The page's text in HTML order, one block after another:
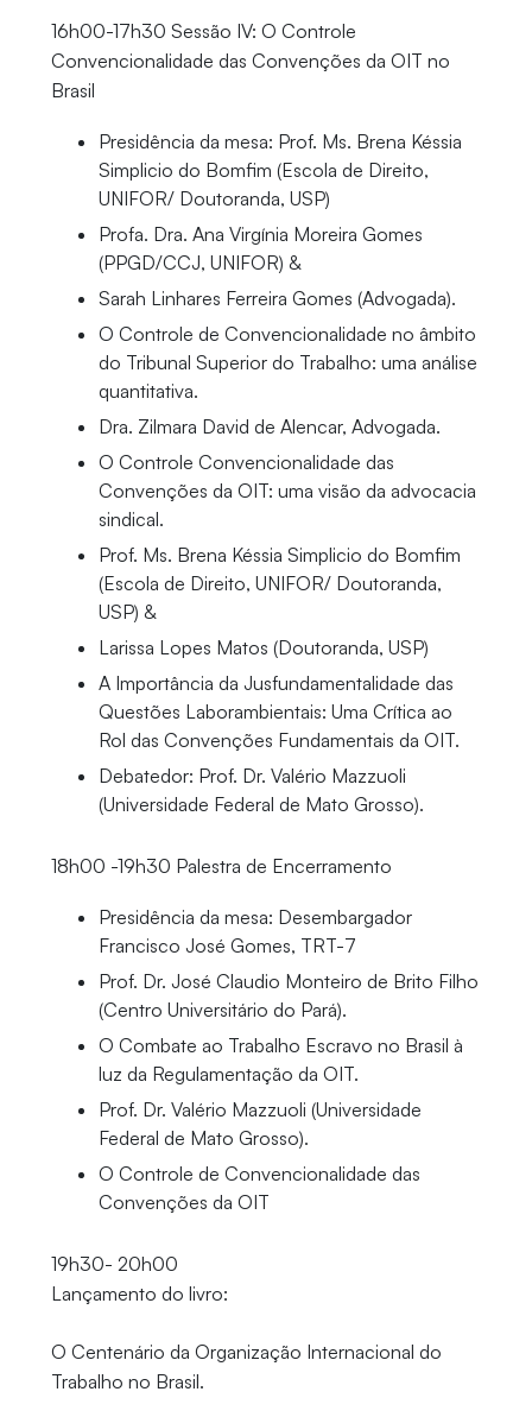
16h00-17h30 Sessão IV: O Controle
Convencionalidade das Convenções da OIT no
Brasil
Presidência da mesa: Prof. Ms. Brena Késsia
Simplicio do Bomfim (Escola de Direito,
UNIFOR/ Doutoranda, USP)
Profa. Dra. Ana Virgínia Moreira Gomes
(PPGD/CCJ, UNIFOR) &
Sarah Linhares Ferreira Gomes (Advogada).
O Controle de Convencionalidade no âmbito
do Tribunal Superior do Trabalho: uma análise
quantitativa.
Dra. Zilmara David de Alencar, Advogada.
O Controle Convencionalidade das
Convenções da OIT: uma visão da advocacia
sindical.
Prof. Ms. Brena Késsia Simplicio do Bomfim
(Escola de Direito, UNIFOR/ Doutoranda,
USP) &
Larissa Lopes Matos (Doutoranda, USP)
A Importância da Jusfundamentalidade das
Questões Laborambientais: Uma Crítica ao
Rol das Convenções Fundamentais da OIT.
Debatedor: Prof. Dr. Valério Mazzuoli
(Universidade Federal de Mato Grosso).
18h00 -19h30 Palestra de Encerramento
Presidência da mesa: Desembargador
Francisco José Gomes, TRT-7
Prof. Dr. José Claudio Monteiro de Brito Filho
(Centro Universitário do Pará).
O Combate ao Trabalho Escravo no Brasil à
luz da Regulamentação da OIT.
Prof. Dr. Valério Mazzuoli (Universidade
Federal de Mato Grosso).
O Controle de Convencionalidade das
Convenções da OIT
19h30- 20h00
Lançamento do livro:
O Centenário da Organização Internacional do
Trabalho no Brasil.